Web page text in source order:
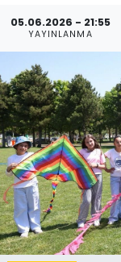
05.06.2026 - 21:55
YAYINLANMA